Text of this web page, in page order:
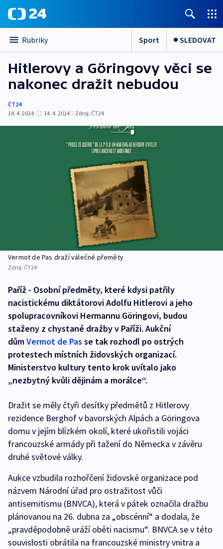
Rubriky Sport SLEDOVAT
Hitlerovy a Göringovy věci se
nakonec dražit nebudou
ČT24
14. 4. 2014
14. 4. 2014 | Zdroj: ČT24
Vermot de Pas draží válečné přeměty
Zdroj: ČT24
Paříž - Osobní předměty, které kdysi patřily
nacistickému diktátorovi Adolfu Hitlerovi a jeho
spolupracovníkovi Hermannu Göringovi, budou
staženy z chystané dražby v Paříži. Aukční
důmVermot de Pas se tak rozhodl po ostrých
protestech místních židovských organizací.
Ministerstvo kultury tento krok uvítalo jako
„nezbytný kvůli dějinám a morálce“.
Dražit se měly čtyři desítky předmětů z Hitlerovy
rezidence Berghof v bavorských Alpách a Göringova
domu v jejím blízkém okolí, které ukořistili vojáci
francouzské armády při tažení do Německa v závěru
druhé světové války.
Aukce vzbudila rozhořčení židovské organizace pod
názvem Národní úřad pro ostražitost vůči
antisemitismu (BNVCA), která v pátek označila dražbu
plánovanou na 26. dubna za „obscénní“ a dodala, že
„pravděpodobně uráží oběti nacismu“. BNVCA se v této
souvislosti obrátila na francouzské ministry vnitra a